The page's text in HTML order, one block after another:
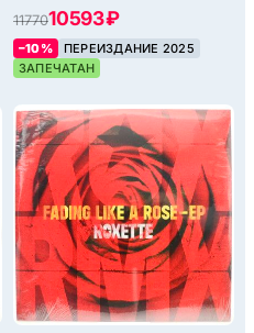
1177010593 ₽
–10%
ПЕРЕИЗДАНИЕ 2025
ЗАПЕЧАТАН